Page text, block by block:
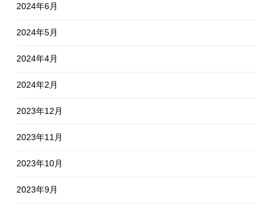
2024年6月
2024年5月
2024年4月
2024年2月
2023年12月
2023年11月
2023年10月
2023年9月